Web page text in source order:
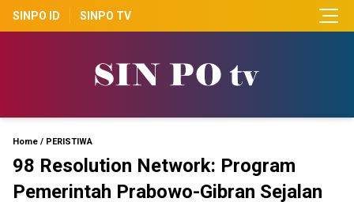
SINPO ID SINPO TV
Home / PERISTIWA
98 Resolution Network: Program
Pemerintah Prabowo-Gibran Sejalan